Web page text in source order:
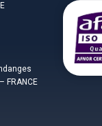
FRANCE